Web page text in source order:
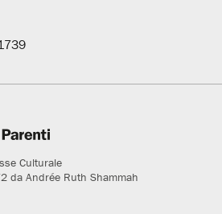
Culturale
da Andrée Ruth Shammah